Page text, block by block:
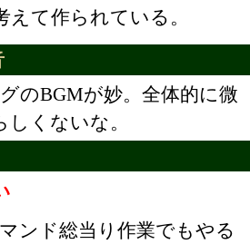
えて作られている。
のBGMが妙。全体的に微
くないな。
マンド総当り作業でもやる